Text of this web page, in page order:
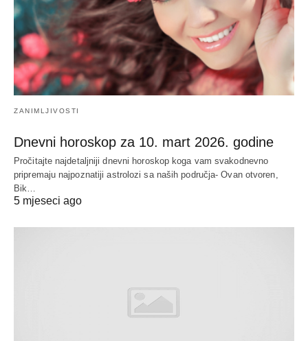
ZANIMLJIVOSTI
Dnevni horoskop za 10. mart 2026. godine
Pročitajte najdetaljniji dnevni horoskop koga vam svakodnevno
pripremaju najpoznatiji astrolozi sa naših područja- Ovan otvoren,
Bik…
5 mjeseci ago